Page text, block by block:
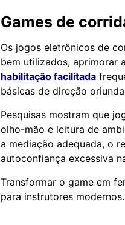
Games de
Os jogos eletrônicos de
bem utilizados, aprimorar
habilitação facilitada
básicas de direção
Pesquisas mostram que
olho-mão e leitura de
a mediação adequada, o
autoconfiança excessiva
Transformar o game em
para instrutores modernos.